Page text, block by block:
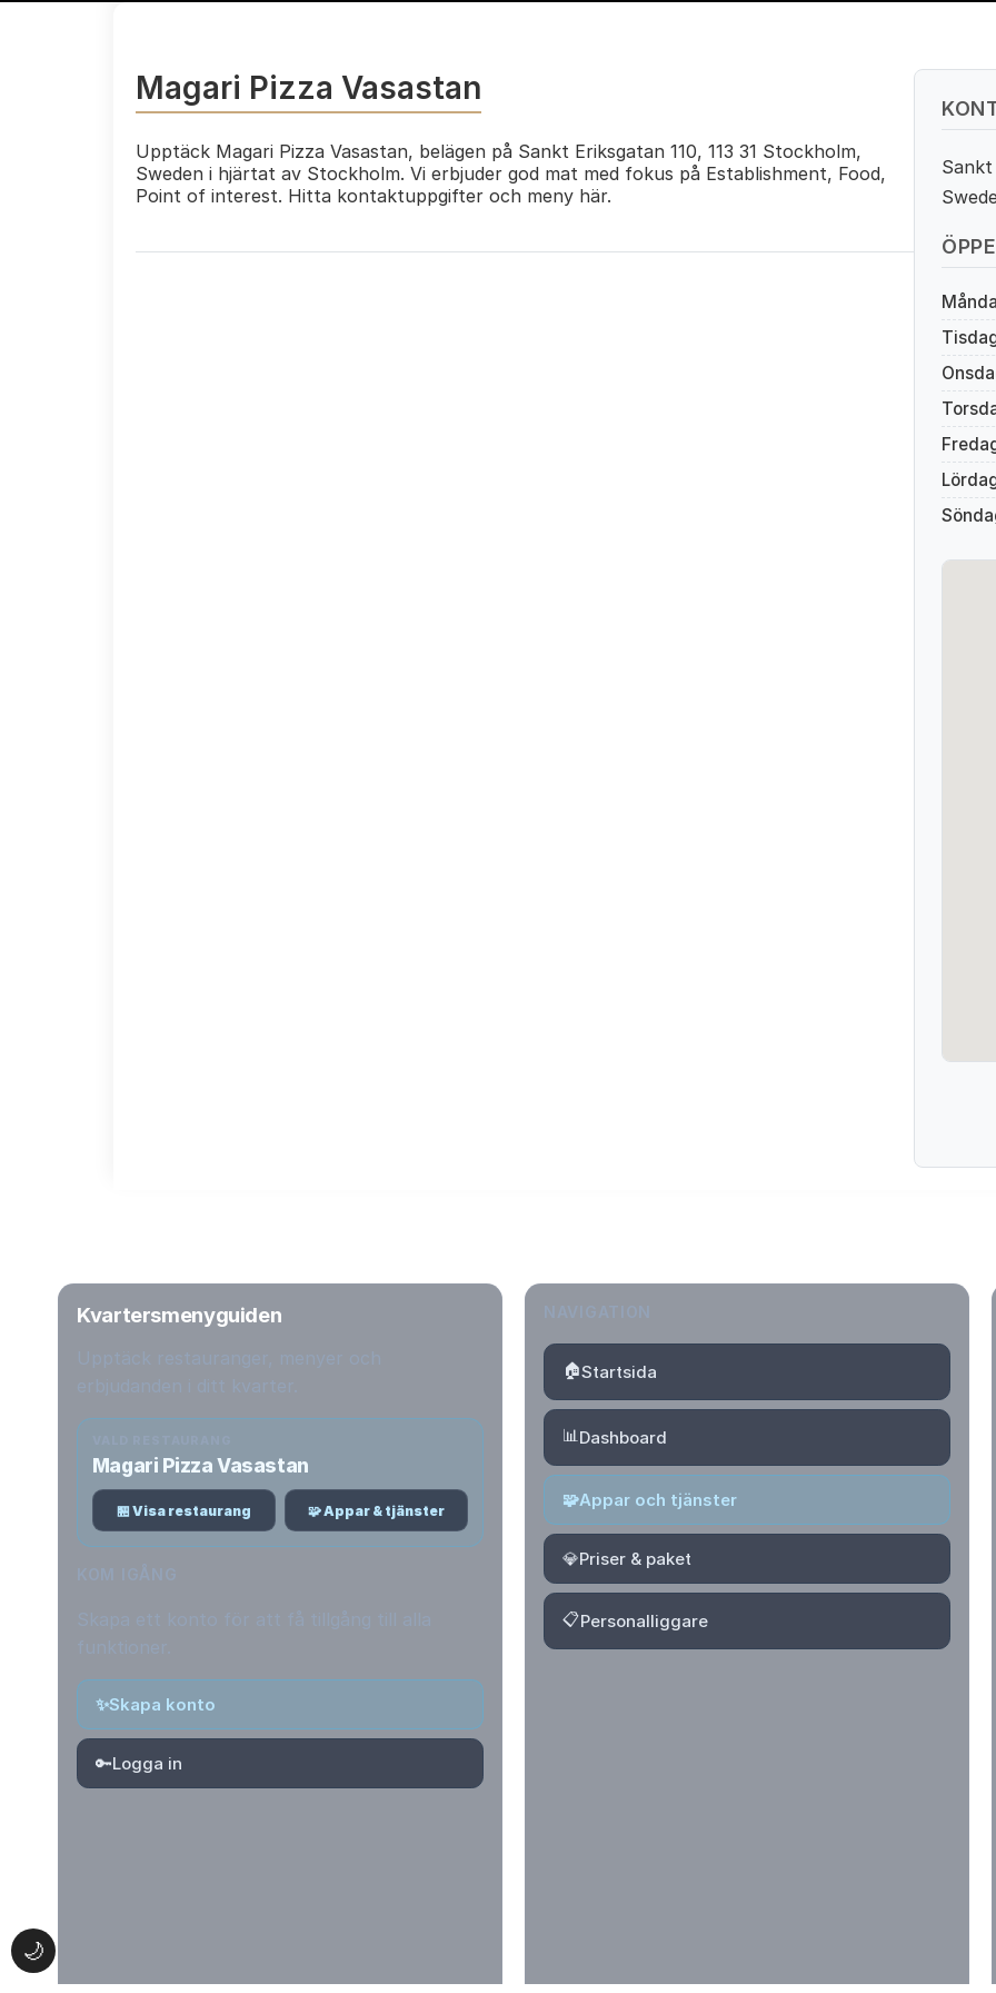
Magari Pizza Vasastan
Upptäck Magari Pizza Vasastan, belägen på Sankt Eriksgatan 110, 113 31 Stockholm,
Sweden i hjärtat av Stockholm. Vi erbjuder god mat med fokus på Establishment, Food,
Point of interest. Hitta kontaktuppgifter och meny här.
Sankt
🌙
Kvartersmenyguiden
Magari Pizza Vasastan
🏪 Visa restaurang 🧩 Appar & tjänster
✨Skapa konto
🔑Logga in
🏠Startsida
📊Dashboard
🧩Appar och tjänster
💎Priser & paket
📋Personalliggare